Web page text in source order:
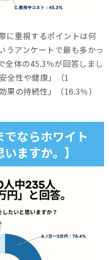
に重視するポイントは何
うアンケートで最も多かっ
全体の45.3％が回答しまし
全性や健康」（1
果の持続性」（16.3％）
でならホワイト
ますか。】